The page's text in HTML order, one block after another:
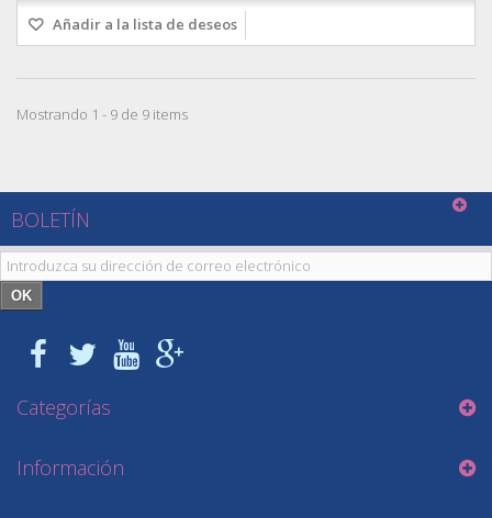
Añadir a la lista de deseos
Mostrando 1 - 9 de 9 items
BOLETÍN
OK
Categorías
Información